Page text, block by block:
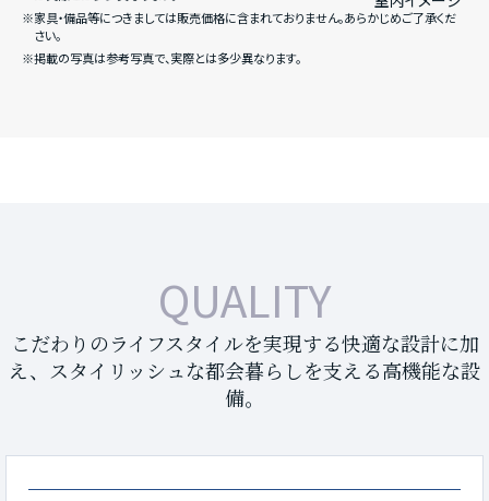
※家具・備品等につきましては販売価格に含まれておりません。あらかじめご了承くだ
さい。
※掲載の写真は参考写真で、実際とは多少異なります。
QUALITY
こだわりのライフスタイルを実現する快適な設計に加
え、スタイリッシュな都会暮らしを支える高機能な設
備。